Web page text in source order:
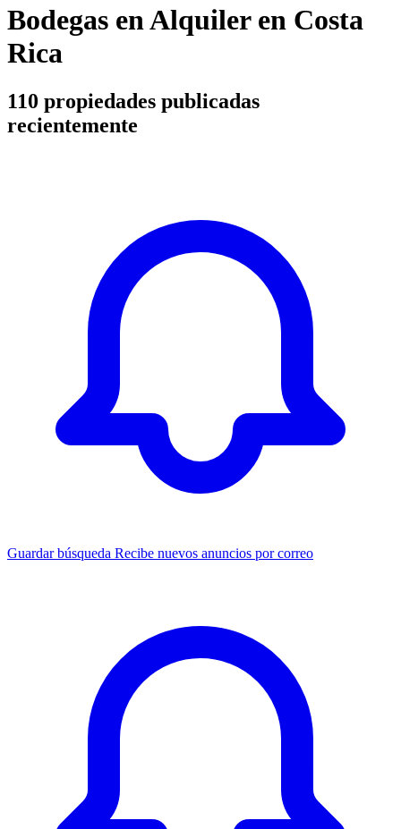
Bodegas en Alquiler en Costa
Rica
110 propiedades publicadas
recientemente
Guardar búsqueda Recibe nuevos anuncios por correo